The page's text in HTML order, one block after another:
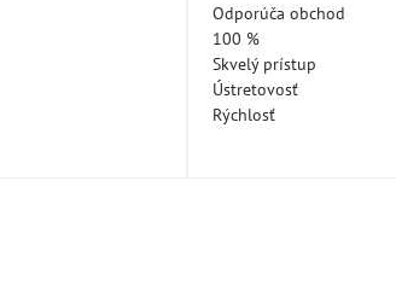
Odporúča obchod
100 %
Skvelý prístup
Ústretovosť
Rýchlosť